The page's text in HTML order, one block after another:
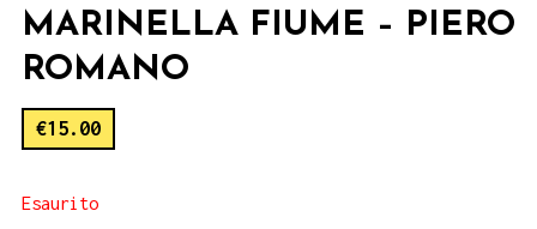
MARINELLA FIUME – PIERO
ROMANO
€15.00
Esaurito